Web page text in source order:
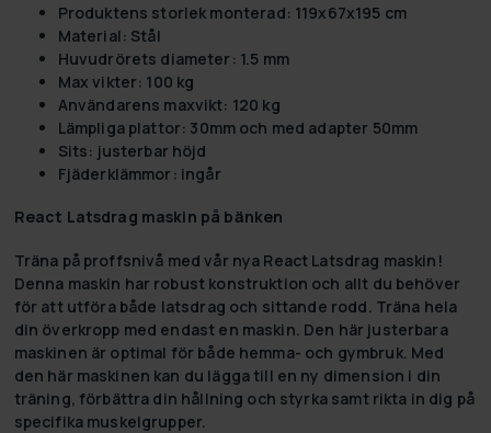
Produktens storlek monterad: 119x67x195 cm
Material: Stål
Huvudrörets diameter: 1.5 mm
Max vikter: 100 kg
Användarens maxvikt: 120 kg
Lämpliga plattor: 30mm och med adapter 50mm
Sits: justerbar höjd
Fjäderklämmor: ingår
React Latsdrag maskin på bänken
Träna på proffsnivå med vår nya React Latsdrag maskin!
Denna maskin har robust konstruktion och allt du behöver
för att utföra både latsdrag och sittande rodd. Träna hela
din överkropp med endast en maskin. Den här justerbara
maskinen är optimal för både hemma- och gymbruk. Med
den här maskinen kan du lägga till en ny dimension i din
träning, förbättra din hållning och styrka samt rikta in dig på
specifika muskelgrupper.